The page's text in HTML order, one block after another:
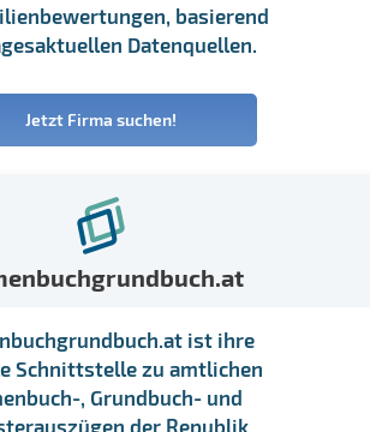
basierend
Datenquellen.
Jetzt Firma suchen!
ist ihre
Schnittstelle zu amtlichen
, Grundbuch- und
der Republik